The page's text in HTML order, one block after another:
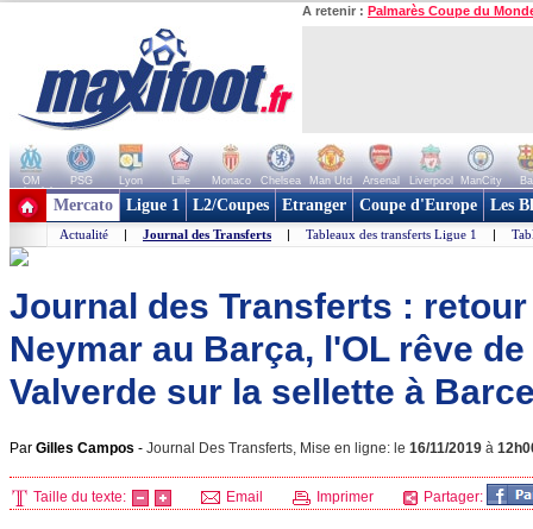
A retenir : Palmarès Coupe du
OM PSG Lyon Lille Monaco Chelsea Man Utd Arsenal Liverpool ManCity
+ de clubs
Mercato Ligue 1 L2/Coupes Etranger Coupe d'Europe Les
Actualité | Journal des Transferts | Tableaux des transferts Ligue 1 |
Journal des Transferts :
Neymar au Barça, l'OL rêve
Valverde sur la sellette à
Par Gilles Campos - Journal Des Transferts, Mise en ligne: le 16/11/2019 à
Taille du texte: Email Imprimer Partager: